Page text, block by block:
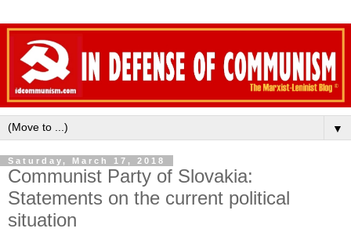
▼
Saturday, March 17, 2018
Communist Party of Slovakia:
Statements on the current political
situation